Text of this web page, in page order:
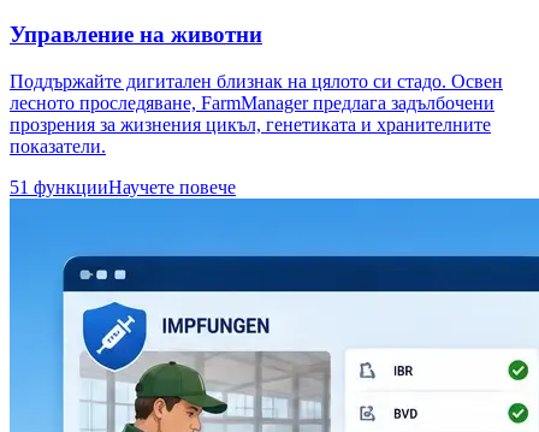
Управление на животни
Поддържайте дигитален близнак на цялото си стадо. Освен
лесното проследяване, FarmManager предлага задълбочени
прозрения за жизнения цикъл, генетиката и хранителните
показатели.
51 функцииНаучете повече